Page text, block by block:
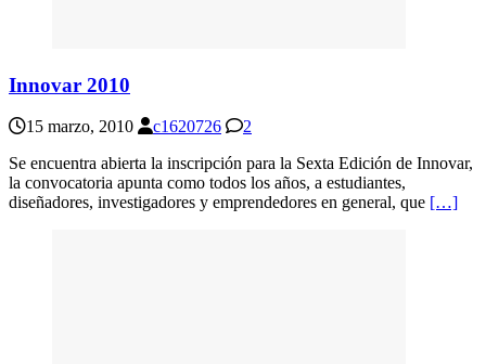
Innovar 2010
15 marzo, 2010 c1620726
2
Se encuentra abierta la inscripción para la Sexta Edición de Innovar,
la convocatoria apunta como todos los años, a estudiantes,
diseñadores, investigadores y emprendedores en general, que […]